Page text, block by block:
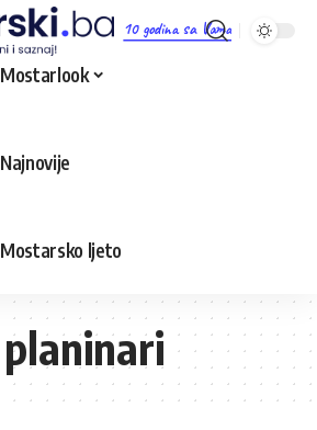
10 godina sa Vama
Mostarlook
Najnovije
Mostarsko ljeto
planinari